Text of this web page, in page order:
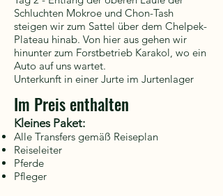
Schluchten Mokroe und Chon-Tash
steigen wir zum Sattel über dem Chelpek-
Plateau hinab. Von hier aus gehen wir
hinunter zum Forstbetrieb Karakol, wo ein
Auto auf uns wartet.
Unterkunft in einer Jurte im Jurtenlager
Im Preis enthalten
Kleines Paket:
Alle Transfers gemäß Reiseplan
Reiseleiter
Pferde
Pfleger